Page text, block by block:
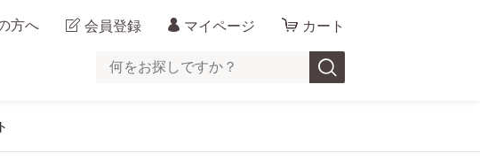
方へ 会員登録 マイページ カート